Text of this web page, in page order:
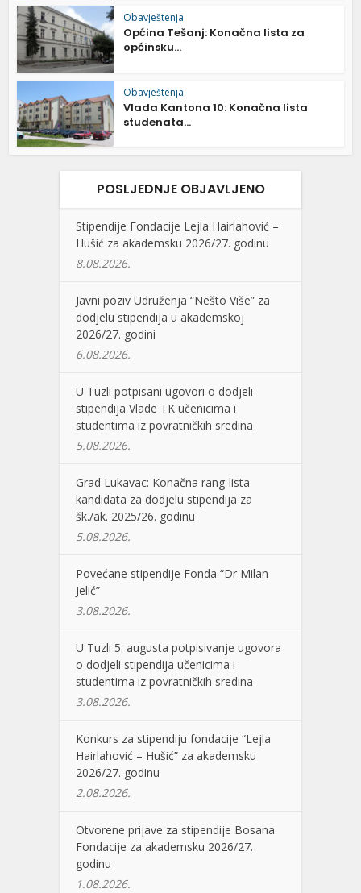
Obavještenja
Općina Tešanj: Konačna lista za
općinsku...
Obavještenja
Vlada Kantona 10: Konačna lista
studenata...
POSLJEDNJE OBJAVLJENO
Stipendije Fondacije Lejla Hairlahović –
Hušić za akademsku 2026/27. godinu
8.08.2026.
Javni poziv Udruženja “Nešto Više” za
dodjelu stipendija u akademskoj
2026/27. godini
6.08.2026.
U Tuzli potpisani ugovori o dodjeli
stipendija Vlade TK učenicima i
studentima iz povratničkih sredina
5.08.2026.
Grad Lukavac: Konačna rang-lista
kandidata za dodjelu stipendija za
šk./ak. 2025/26. godinu
5.08.2026.
Povećane stipendije Fonda “Dr Milan
Jelić”
3.08.2026.
U Tuzli 5. augusta potpisivanje ugovora
o dodjeli stipendija učenicima i
studentima iz povratničkih sredina
3.08.2026.
Konkurs za stipendiju fondacije “Lejla
Hairlahović – Hušić” za akademsku
2026/27. godinu
2.08.2026.
Otvorene prijave za stipendije Bosana
Fondacije za akademsku 2026/27.
godinu
1.08.2026.